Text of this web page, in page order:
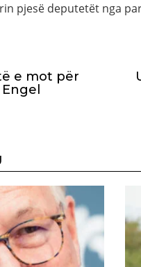
pjesë deputetët nga
e mot për